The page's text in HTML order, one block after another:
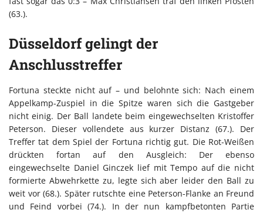
(63.).
Düsseldorf gelingt der
Anschlusstreffer
Fortuna steckte nicht auf – und belohnte sich: Nach einem
Appelkamp-Zuspiel in die Spitze waren sich die Gastgeber
nicht einig. Der Ball landete beim eingewechselten Kristoffer
Peterson. Dieser vollendete aus kurzer Distanz (67.). Der
Treffer tat dem Spiel der Fortuna richtig gut. Die Rot-Weißen
drückten fortan auf den Ausgleich: Der ebenso
eingewechselte Daniel Ginczek lief mit Tempo auf die nicht
formierte Abwehrkette zu, legte sich aber leider den Ball zu
weit vor (68.). Später rutschte eine Peterson-Flanke an Freund
und Feind vorbei (74.). In der nun kampfbetonten Partie